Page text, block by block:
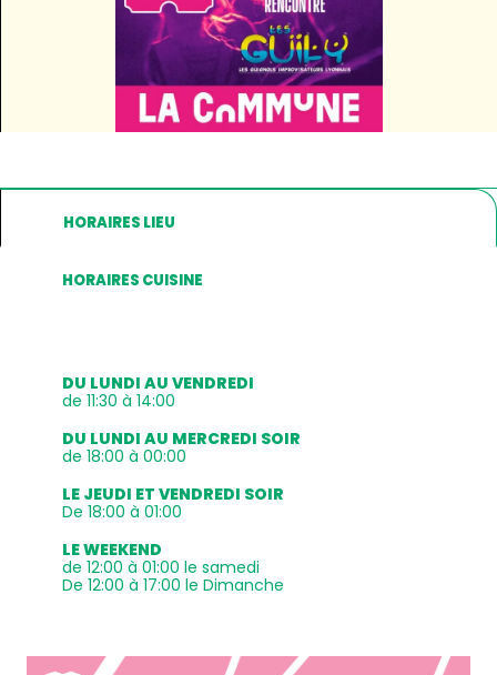
HORAIRES LIEU
HORAIRES CUISINE
DU LUNDI AU VENDREDI
de 11:30 à 14:00
DU LUNDI AU MERCREDI SOIR
de 18:00 à 00:00
LE JEUDI ET VENDREDI SOIR
De 18:00 à 01:00
LE WEEKEND
de 12:00 à 01:00 le samedi
De 12:00 à 17:00 le Dimanche